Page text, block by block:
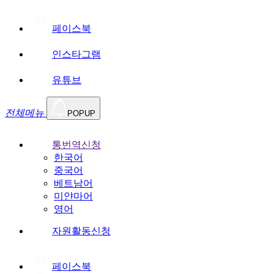
페이스북
인스타그램
유튜브
전체메뉴 POPUP
통번역신청
한국어
중국어
베트남어
미얀마어
영어
자원활동신청
페이스북